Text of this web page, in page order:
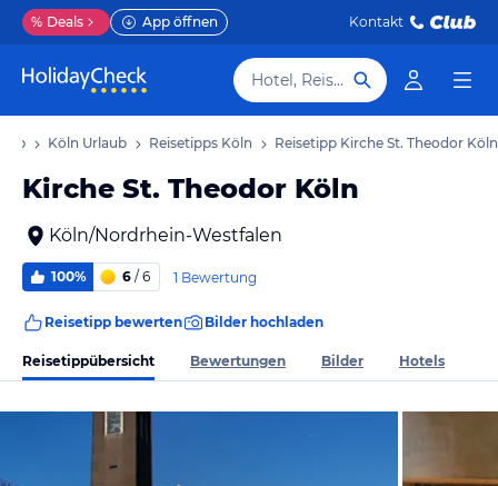
% Deals App öffnen Kontakt
Hotel, Reiseziel
Köln Urlaub Reisetipps Köln Reisetipp Kirche St. Theodor Köln
Kirche St. Theodor Köln
Köln/Nordrhein-Westfalen
100% 6 / 6 1 Bewertung
Reisetipp bewerten Bilder hochladen
Reisetippübersicht Bewertungen Bilder Hotels